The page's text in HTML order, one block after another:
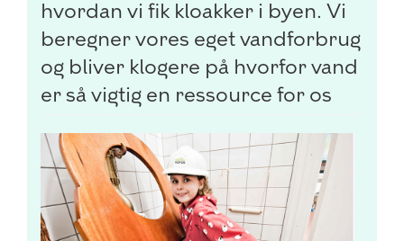
hvordan vi fik kloakker i byen. Vi
beregner vores eget vandforbrug
og bliver klogere på hvorfor vand
er så vigtig en ressource for os